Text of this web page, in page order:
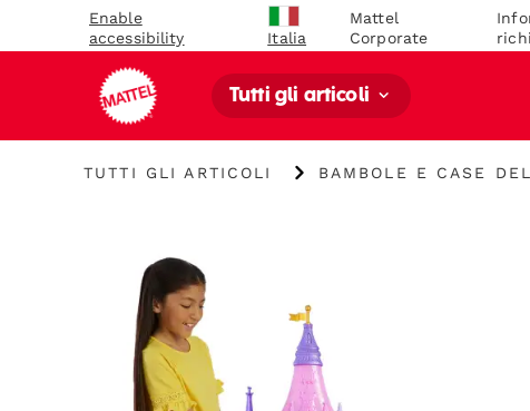
Enable
accessibility
Italia
Mattel
Corporate
Tutti gli articoli
"Tutti
TUTTI GLI ARTICOLI
"BAMBOLE E CASE